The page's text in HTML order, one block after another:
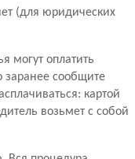
(для юридических
могут оплатить
заранее сообщите
картой
возьмет с собой